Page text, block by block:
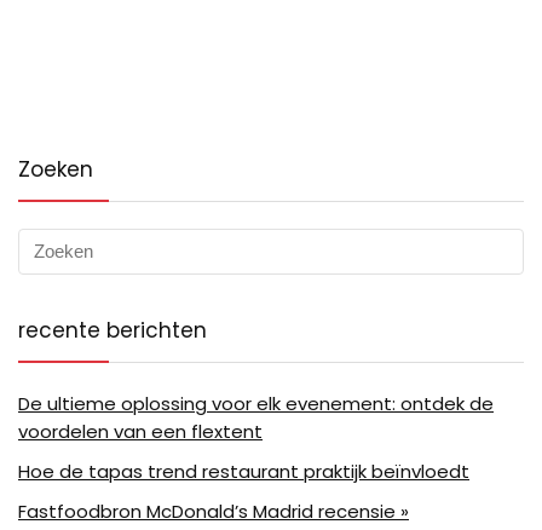
Zoeken
recente berichten
De ultieme oplossing voor elk evenement: ontdek de
voordelen van een flextent
Hoe de tapas trend restaurant praktijk beïnvloedt
Fastfoodbron McDonald’s Madrid recensie »